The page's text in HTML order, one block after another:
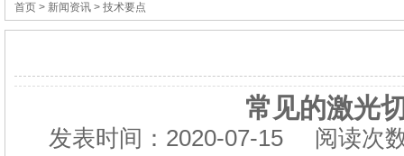
首页 > 新闻资讯 > 技术要点
常见的激光
发表时间： 2020-07-15阅读次